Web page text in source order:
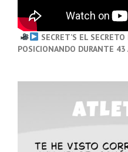
SECRET’S EL
POSICIONANDO DURANTE